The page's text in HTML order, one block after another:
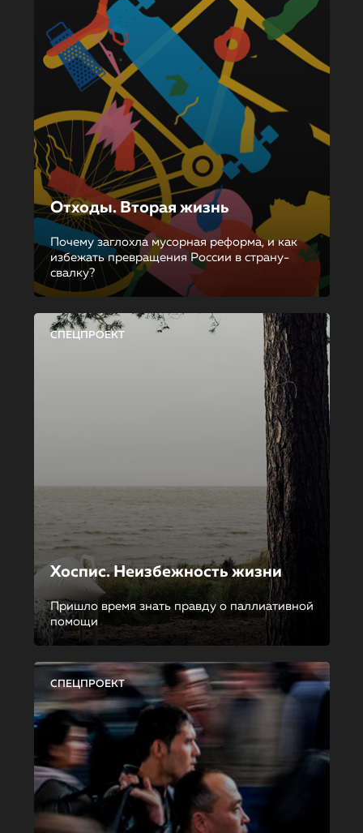
Отходы. Вторая жизнь
Почему заглохла мусорная реформа, и как
избежать превращения России в страну-
свалку?
СПЕЦПРОЕКТ
Хоспис. Неизбежность жизни
Пришло время знать правду о паллиативной
помощи
СПЕЦПРОЕКТ